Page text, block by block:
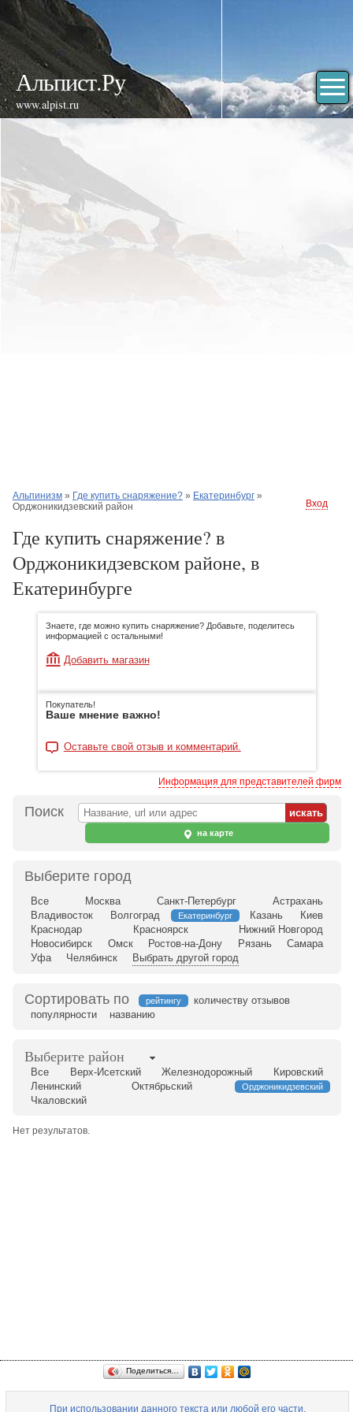
Альпист.Ру
www.alpist.ru
Альпинизм » Где купить снаряжение? » Екатеринбург »
Орджоникидзевский район
Вход
Где купить снаряжение? в
Орджоникидзевском районе, в
Екатеринбурге
Знаете, где можно купить снаряжение? Добавьте, поделитесь
информацией с остальными!
Добавить магазин
Покупатель!
Ваше мнение важно!
Оставьте свой отзыв и комментарий.
Информация для представителей фирм
Поиск
на карте
Выберите город
Все Москва Санкт-Петербург
Астрахань
Владивосток
Волгоград Екатеринбург Казань
Киев
Краснодар
Красноярск
Нижний Новгород
Новосибирск
Омск Ростов-на-Дону Рязань
Самара
Уфа
Челябинск Выбрать другой город
Сортировать по рейтингу
количеству отзывов
популярности
названию
Выберите район
Все Верх-Исетский Железнодорожный
Кировский
Ленинский
Октябрьский Орджоникидзевский
Чкаловский
Нет результатов.
Поделиться…
При использовании данного текста или любой его части,